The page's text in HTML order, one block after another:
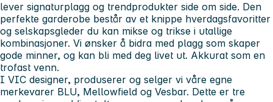
lever signaturplagg og trendprodukter side om side. Den
perfekte garderobe består av et knippe hverdagsfavoritter
og selskapsgleder du kan mikse og trikse i utallige
kombinasjoner. Vi ønsker å bidra med plagg som skaper
gode minner, og kan bli med deg livet ut. Akkurat som en
trofast venn.
I VIC designer, produserer og selger vi våre egne
merkevarer BLU, Mellowfield og Vesbar. Dette er tre